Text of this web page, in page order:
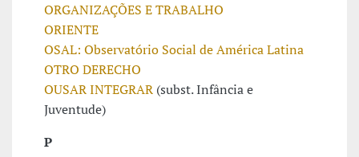
ORGANIZAÇÕES E TRABALHO
ORIENTE
OSAL: Observatório Social de América Latina
OTRO DERECHO
OUSAR INTEGRAR (subst. Infância e
Juventude)
P